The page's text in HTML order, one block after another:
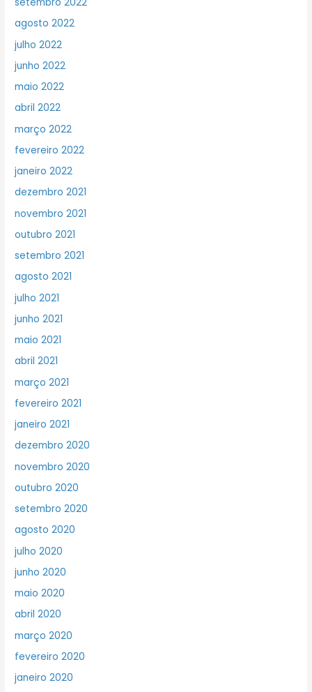
agosto 2022
julho 2022
junho 2022
maio 2022
abril 2022
março 2022
fevereiro 2022
janeiro 2022
dezembro 2021
novembro 2021
outubro 2021
setembro 2021
agosto 2021
julho 2021
junho 2021
maio 2021
abril 2021
março 2021
fevereiro 2021
janeiro 2021
dezembro 2020
novembro 2020
outubro 2020
setembro 2020
agosto 2020
julho 2020
junho 2020
maio 2020
abril 2020
março 2020
fevereiro 2020
janeiro 2020